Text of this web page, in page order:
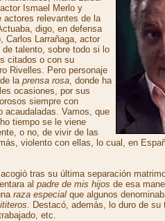
Ismael Merlo y
actores relevantes de la
digo, en defensa
Carlos Larrañaga, actor
talento, sobre todo si lo
citados o con su
Rivelles. Pero personaje
laprensa rosa, donde ha
ocasiones, por sus
siempre con
acaudaladas. Vamos, que
tiempo se le viene
o no, de vivir de las
violento con ellas, lo cual, en
tras su última separación
al padre de mis hijos de esa
raza especial que algunos
. Destacó, además, lo duro de su
etc.